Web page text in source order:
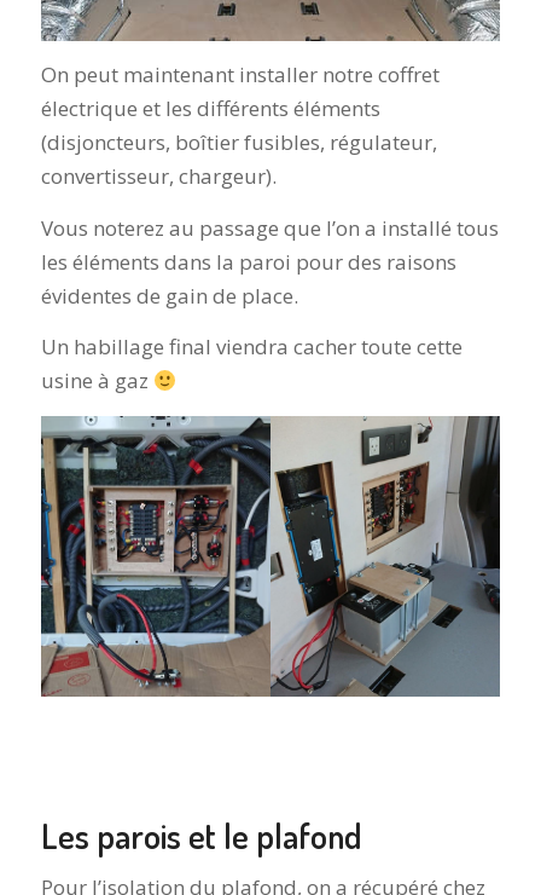
On peut maintenant installer notre coffret
électrique et les différents éléments
(disjoncteurs, boîtier fusibles, régulateur,
convertisseur, chargeur).
Vous noterez au passage que l’on a installé tous
les éléments dans la paroi pour des raisons
évidentes de gain de place.
Un habillage final viendra cacher toute cette
usine à gaz
Les parois et le plafond
Pour l’isolation du plafond, on a récupéré chez